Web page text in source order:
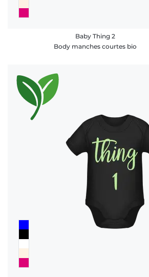
Baby Thing 2
Body manches courtes bio